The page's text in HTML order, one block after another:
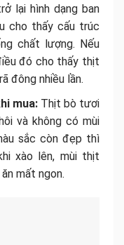
lại hình dạng ban
cho thấy cấu trúc
chất lượng. Nếu
đó cho thấy thịt
đông nhiều lần.
mua:Thịt bò tươi
và không có mùi
sắc còn đẹp thì
xào lên, mùi thịt
mất ngon.